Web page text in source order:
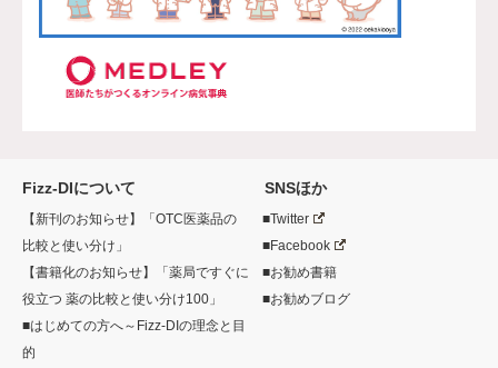
Fizz-DIについて
【新刊のお知らせ】「OTC医薬品の
比較と使い分け」
【書籍化のお知らせ】「薬局ですぐに
役立つ 薬の比較と使い分け100」
■はじめての方へ～Fizz-DIの理念と目
的
SNSほか
■Twitter
■Facebook
■お勧め書籍
■お勧めブログ